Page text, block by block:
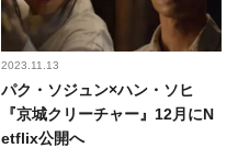
2023.11.13
パク・ソジュン×ハン・ソヒ
『京城クリーチャー』12月にN
etflix公開へ